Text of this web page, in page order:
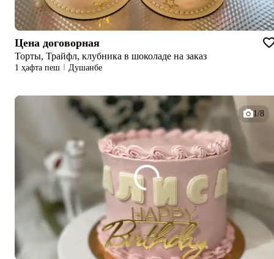
Цена договорная
Торты, Трайфл, клубника в шоколаде на заказ
1 ҳафта пеш Душанбе
1/8